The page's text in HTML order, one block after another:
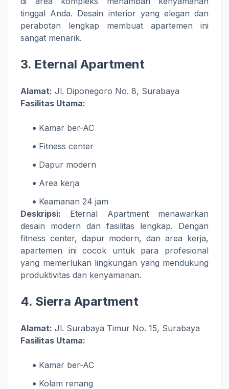
tinggal Anda. Desain interior yang elegan dan
perabotan lengkap membuat apartemen ini
sangat menarik.
3. Eternal Apartment
Alamat: Jl. Diponegoro No. 8, Surabaya
Fasilitas Utama:
Kamar ber-AC
Fitness center
Dapur modern
Area kerja
Keamanan 24 jam
Deskripsi: Eternal Apartment menawarkan
desain modern dan fasilitas lengkap. Dengan
fitness center, dapur modern, dan area kerja,
apartemen ini cocok untuk para profesional
yang memerlukan lingkungan yang mendukung
produktivitas dan kenyamanan.
4. Sierra Apartment
Alamat: Jl. Surabaya Timur No. 15, Surabaya
Fasilitas Utama:
Kamar ber-AC
Kolam renang